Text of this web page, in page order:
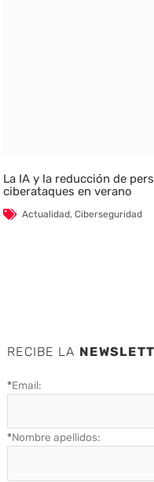
La IA y la reducción de
ciberataques en verano
Actualidad,Ciberseguridad
RECIBE LA
*Email:
*Nombre apellidos: